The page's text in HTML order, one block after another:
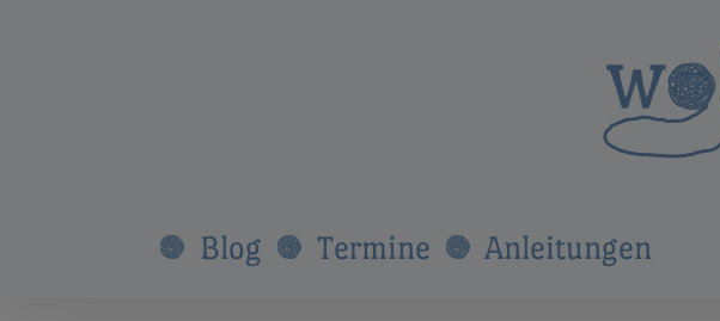
Blog Termine Anleitungen